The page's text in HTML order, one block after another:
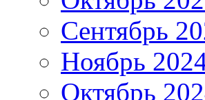
Сентябрь
Ноябрь
Октябрь